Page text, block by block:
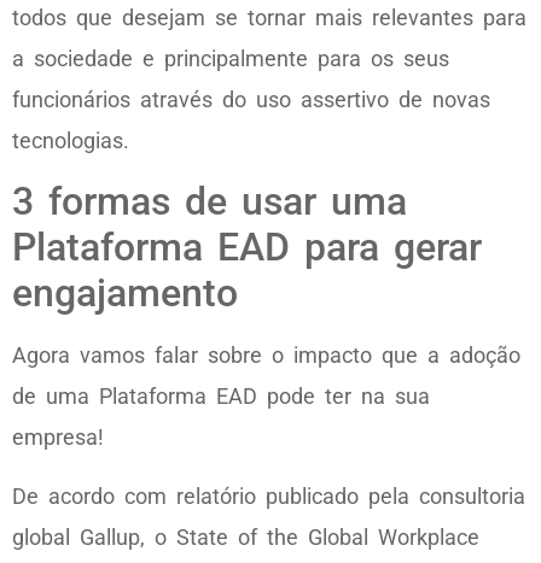
todos que desejam se tornar mais relevantes para
a sociedade e principalmente para os seus
funcionários através do uso assertivo de novas
tecnologias.
3 formas de usar uma
Plataforma EAD para gerar
engajamento
Agora vamos falar sobre o impacto que a adoção
de uma Plataforma EAD pode ter na sua
empresa!
De acordo com relatório publicado pela consultoria
global Gallup, o State of the Global Workplace